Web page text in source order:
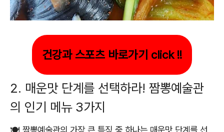
건강과 스포츠 바로가기 click !!
2. 매운맛 단계를 선택하라! 짬뽕예술관
의 인기 메뉴 3가지